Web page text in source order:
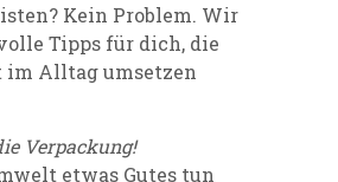
Kein Problem. Wir
Tipps für dich, die
Alltag umsetzen
Verpackung!
etwas Gutes tun